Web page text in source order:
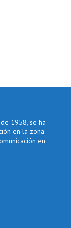
1958, se ha
en la zona
en